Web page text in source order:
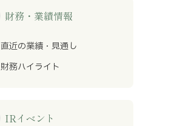
財務・業績情報
直近の業績・見通し
財務ハイライト
IRイベント